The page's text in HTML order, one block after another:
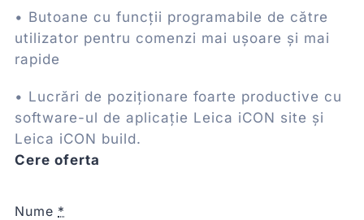
• Butoane cu funcții programabile de către
utilizator pentru comenzi mai ușoare și mai
rapide
• Lucrări de poziționare foarte productive cu
software-ul de aplicație Leica iCON site și
Leica iCON build.
Cere oferta
Nume *